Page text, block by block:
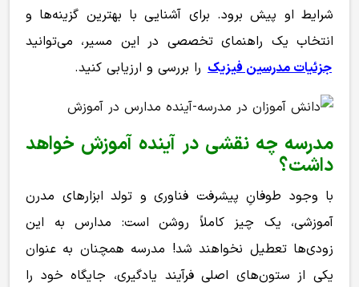
شرایط او پیش برود. برای آشنایی با بهترین گزینه‌ها و
انتخاب یک راهنمای تخصصی در این مسیر، می‌توانید
جزئیات مدرسین فیزیک را بررسی و ارزیابی کنید.
مدرسه چه نقشی در آینده آموزش خواهد
داشت؟
با وجود طوفانِ پیشرفت فناوری و تولد ابزارهای مدرن
آموزشی، یک چیز کاملاً روشن است: مدارس به این
زودی‌ها تعطیل نخواهند شد! مدرسه همچنان به عنوان
یکی از ستون‌های اصلی فرآیند یادگیری، جایگاه خود را